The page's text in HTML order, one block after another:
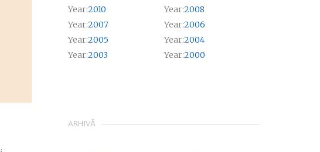
Year:2010 Year:2008
Year:2007 Year:2006
Year:2005 Year:2004
Year:2003 Year:2000
ARHIVĂ